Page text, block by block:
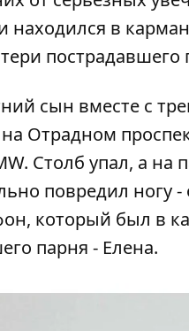
находился в
пострадавшего
сын вместе с
Отрадном
Столб упал, а
повредил ногу -
который был в
парня - Елена.